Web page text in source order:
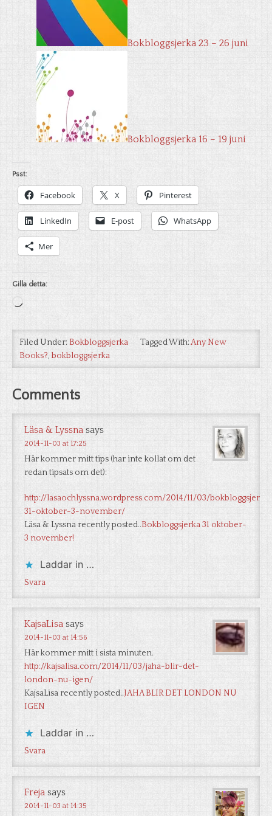
Bokbloggsjerka 23 – 26 juni
Bokbloggsjerka 16 – 19 juni
Psst:
Facebook X Pinterest
LinkedIn E-post WhatsApp
Mer
Gilla detta:
Laddar
…
Filed Under: Bokbloggsjerka Tagged With:Any New
Books?, bokbloggsjerka
Comments
Läsa & Lyssna says
2014-11-03 at 17:25
Här kommer mitt tips (har inte kollat om det
redan tipsats om det):
http://lasaochlyssna.wordpress.com/2014/11/03/bokbloggsjerka-
31-oktober-3-november/
Läsa & Lyssna recently posted..Bokbloggsjerka 31 oktober-
3 november!
Laddar in …
Svara
KajsaLisa says
2014-11-03 at 14:56
Här kommer mitt i sista minuten.
http://kajsalisa.com/2014/11/03/jaha-blir-det-
london-nu-igen/
KajsaLisa recently posted..JAHA BLIR DET LONDON NU
IGEN
Laddar in …
Svara
Freja says
2014-11-03 at 14:35